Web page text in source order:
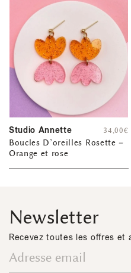
Studio Annette
Boucles D’oreilles Rosette –
Orange et rose
34,00€
Newsletter
Recevez toutes les offres et